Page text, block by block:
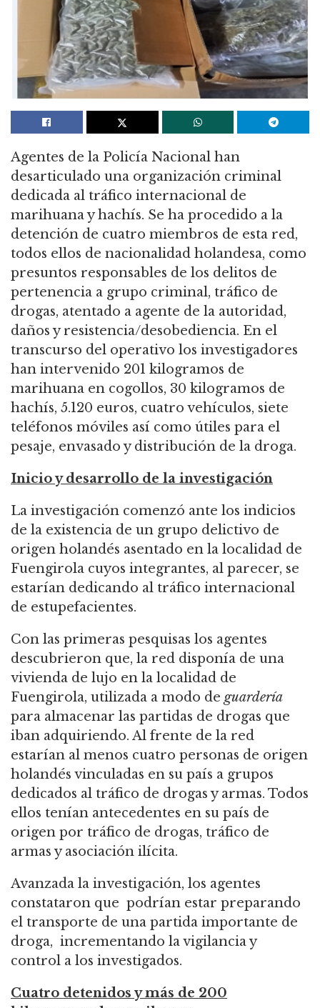
Agentes de la Policía Nacional han
desarticulado una organización criminal
dedicada al tráfico internacional de
marihuana y hachís. Se ha procedido a la
detención de cuatro miembros de esta red,
todos ellos de nacionalidad holandesa, como
presuntos responsables de los delitos de
pertenencia a grupo criminal, tráfico de
drogas, atentado a agente de la autoridad,
daños y resistencia/desobediencia. En el
transcurso del operativo los investigadores
han intervenido 201 kilogramos de
marihuana en cogollos, 30 kilogramos de
hachís, 5.120 euros, cuatro vehículos, siete
teléfonos móviles así como útiles para el
pesaje, envasado y distribución de la droga.
Inicio y desarrollo de la investigación
La investigación comenzó ante los indicios
de la existencia de un grupo delictivo de
origen holandés asentado en la localidad de
Fuengirola cuyos integrantes, al parecer, se
estarían dedicando al tráfico internacional
de estupefacientes.
Con las primeras pesquisas los agentes
descubrieron que, la red disponía de una
vivienda de lujo en la localidad de
Fuengirola, utilizada a modo deguardería
para almacenar las partidas de drogas que
iban adquiriendo. Al frente de la red
estarían al menos cuatro personas de origen
holandés vinculadas en su país a grupos
dedicados al tráfico de drogas y armas. Todos
ellos tenían antecedentes en su país de
origen por tráfico de drogas, tráfico de
armas y asociación ilícita.
Avanzada la investigación, los agentes
constataron que podrían estar preparando
el transporte de una partida importante de
droga, incrementando la vigilancia y
control a los investigados.
Cuatro detenidos y más de 200